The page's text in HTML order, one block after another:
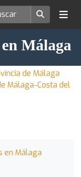
Málaga
de Málaga
Málaga-Costa del
en Málaga